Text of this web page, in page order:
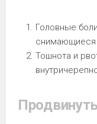
Головные
снимающиеся
Тошнота и